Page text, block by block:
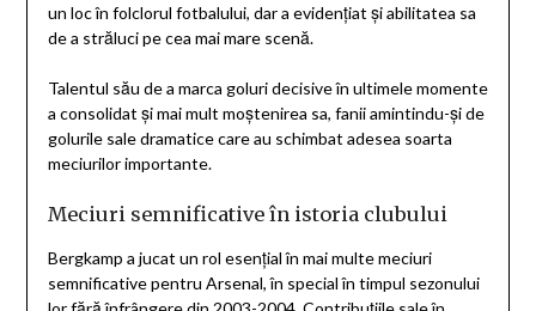
un loc în folclorul fotbalului, dar a evidențiat și abilitatea sa
de a străluci pe cea mai mare scenă.
Talentul său de a marca goluri decisive în ultimele momente
a consolidat și mai mult moștenirea sa, fanii amintindu-și de
golurile sale dramatice care au schimbat adesea soarta
meciurilor importante.
Meciuri semnificative în istoria clubului
Bergkamp a jucat un rol esențial în mai multe meciuri
semnificative pentru Arsenal, în special în timpul sezonului